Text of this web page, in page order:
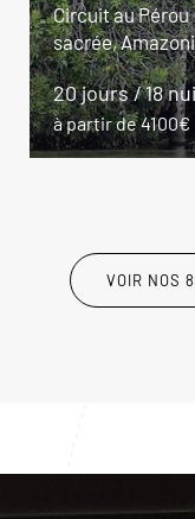
Circuit au Pérou
sacrée,
20 jours / 18
à partir de 4100€
VOIR NOS